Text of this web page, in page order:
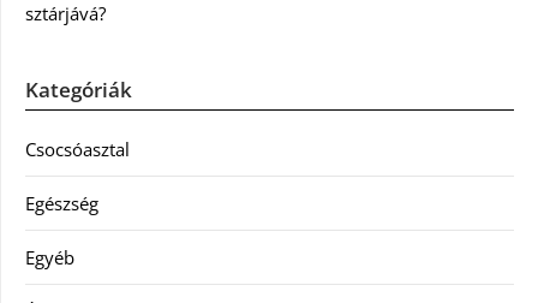
sztárjává?
Kategóriák
Csocsóasztal
Egészség
Egyéb